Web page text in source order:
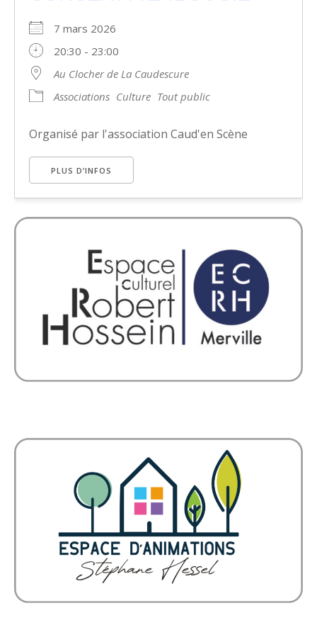
7 mars 2026
20:30 - 23:00
Au Clocher de La Caudescure
Associations Culture Tout public
Organisé par l'association Caud'en Scène
PLUS D’INFOS